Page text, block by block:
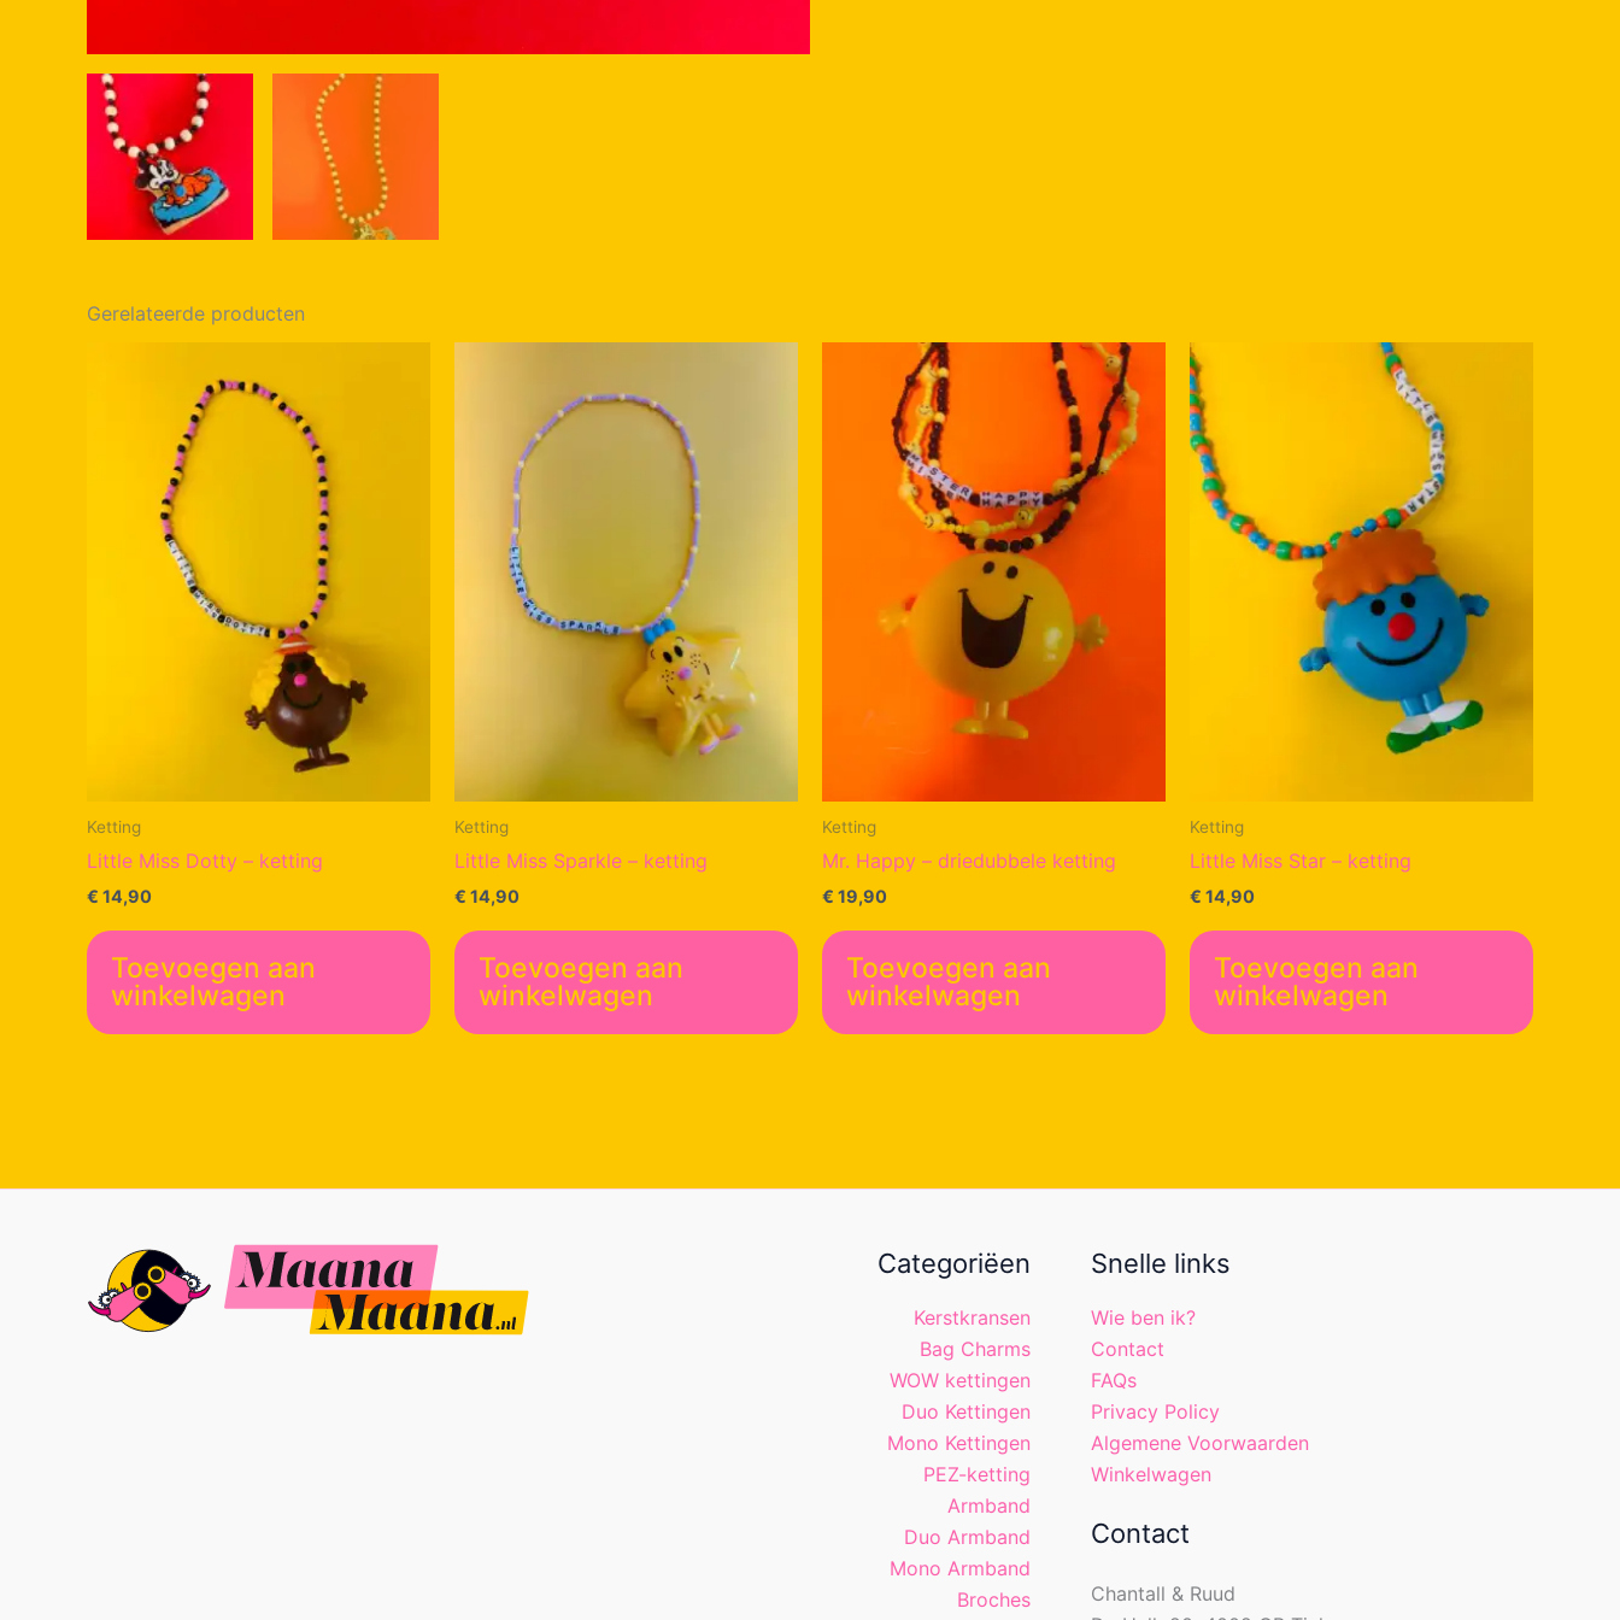
Gerelateerde producten
Ketting
Little Miss Dotty – ketting
€ 14,90
Toevoegen aan
winkelwagen
Ketting
Little Miss Sparkle – ketting
€ 14,90
Toevoegen aan
winkelwagen
Ketting
Mr. Happy – driedubbele ketting
€ 19,90
Toevoegen aan
winkelwagen
Ketting
Little Miss Star – ketting
€ 14,90
Toevoegen aan
winkelwagen
Categoriëen
Kerstkransen
Bag Charms
WOW kettingen
Duo Kettingen
Mono Kettingen
PEZ-ketting
Armband
Duo Armband
Mono Armband
Broches
Snelle links
Wie ben ik?
Contact
FAQs
Privacy Policy
Algemene Voorwaarden
Winkelwagen
Contact
Chantall & Ruud